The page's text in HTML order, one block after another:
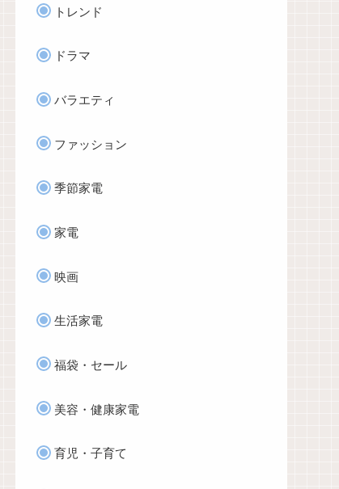
トレンド
ドラマ
バラエティ
ファッション
季節家電
家電
映画
生活家電
福袋・セール
美容・健康家電
育児・子育て